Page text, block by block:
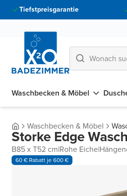
Tiefstpreisgarantie
Waschbecken & Möbel
Waschbecken & Möbel
Storke Edge
B85 x T52 cm|Rohe Eiche|
60 € Rabatt je 600 €